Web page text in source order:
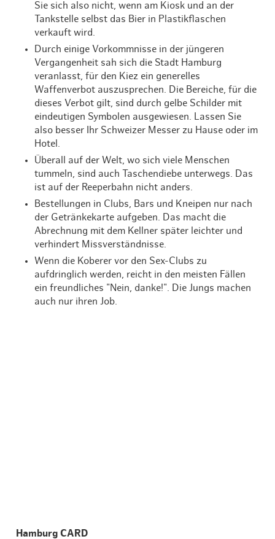
Sie sich also nicht, wenn am Kiosk und an der
Tankstelle selbst das Bier in Plastikflaschen
verkauft wird.
Durch einige Vorkommnisse in der jüngeren
Vergangenheit sah sich die Stadt Hamburg
veranlasst, für den Kiez ein generelles
Waffenverbot auszusprechen. Die Bereiche, für die
dieses Verbot gilt, sind durch gelbe Schilder mit
eindeutigen Symbolen ausgewiesen. Lassen Sie
also besser Ihr Schweizer Messer zu Hause oder im
Hotel.
Überall auf der Welt, wo sich viele Menschen
tummeln, sind auch Taschendiebe unterwegs. Das
ist auf der Reeperbahn nicht anders.
Bestellungen in Clubs, Bars und Kneipen nur nach
der Getränkekarte aufgeben. Das macht die
Abrechnung mit dem Kellner später leichter und
verhindert Missverständnisse.
Wenn die Koberer vor den Sex-Clubs zu
aufdringlich werden, reicht in den meisten Fällen
ein freundliches "Nein, danke!". Die Jungs machen
auch nur ihren Job.
Hamburg CARD